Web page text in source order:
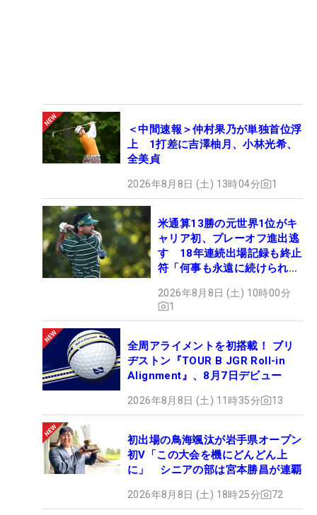
＜中間速報＞仲村果乃が単独首位浮
上 1打差に吉澤柚月、小林光希、
全美貞
2026年8月8日 (土) 13時04分 1
米通算13勝の元世界1位がキ
ャリア初、プレーオフ進出逃
す 18年連続出場記録も終止
符「何事も永遠に続けられな
2026年8月8日 (土) 10時00分
1
全周アライメントを初搭載！ ブリ
ヂストン『TOUR B JGR Roll-in
Alignment』、8月7日デビュー
2026年8月8日 (土) 11時35分 13
初出場の鳥海颯汰が岩手県オープン
初V「この大会を機にどんどん上
に」 シニアの部は宮本勝昌が連覇
2026年8月8日 (土) 18時25分 72